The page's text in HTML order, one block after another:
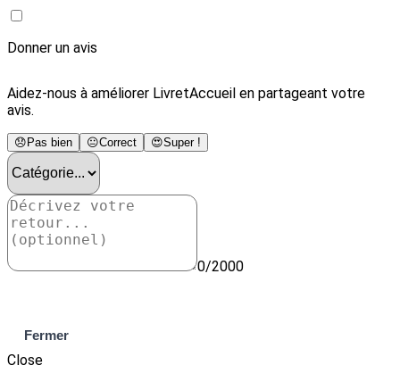
Donner un avis
Aidez-nous à améliorer LivretAccueil en partageant votre
avis.
😞 Pas bien 😐Correct 😍Super !
0/2000
Fermer
Close